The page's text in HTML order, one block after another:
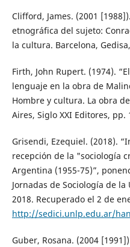
Clifford, James. (2001
etnográfica del sujeto:
la cultura. Barcelona,
Firth, John Rupert. (1974).
lenguaje en la obra de
Hombre y cultura. La obra
Aires, Siglo XXI Editores, pp.
Grisendi, Ezequiel. (2018).
recepción de la "sociología
Argentina (1955-75)”,
Jornadas de Sociología de
2018. Recuperado el 2 de
http://sedici.unlp.edu.ar/
Guber, Rosana. (2004